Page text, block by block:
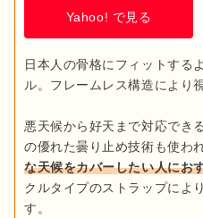
Yahoo! で見る
日本人の骨格にフィットする
ル。フレームレス構造により
悪天候から好天まで対応でき
の優れた曇り止め技術も使わ
な天候をカバーしたい人にお
クルタイプのストラップによ